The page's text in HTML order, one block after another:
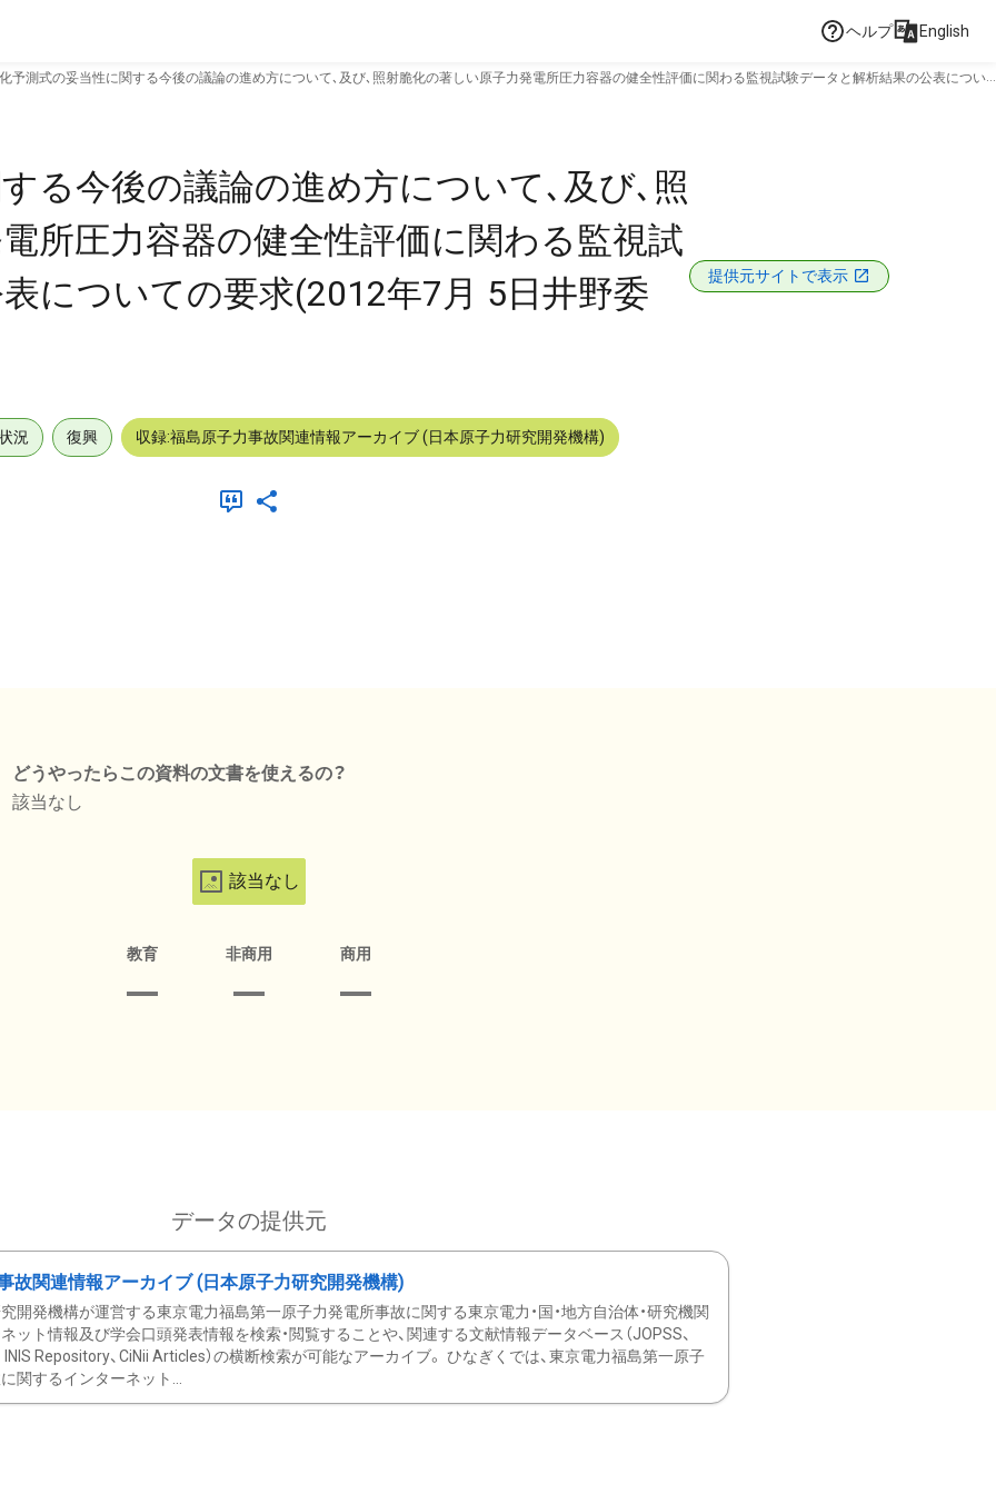
ヘルプ English
予測式の妥当性に関する今後の議論の進め方について､及び､照射脆化の著しい原子力発電所圧力容器の健全性評価に関わる監視試験データと解析結果の公表につい
る今後の議論の進め方について､及び､照
所圧力容器の健全性評価に関わる監視試
についての要求(2012年7月 5日井野委
提供元サイトで表示
況 復興 収録:福島原子力事故関連情報アーカイブ (日本原子力研究開発機構)
どうやったらこの資料の文書を使えるの？
該当なし
該当なし
教育 非商用 商用
データの提供元
故関連情報アーカイブ (日本原子力研究開発機構)
開発機構が運営する東京電力福島第一原子力発電所事故に関する東京電力・国・地方自治体・研究機関
ット情報及び学会口頭発表情報を検索・閲覧することや、関連する文献情報データベース（JOPSS、
INIS Repository、CiNii Articles）の横断検索が可能なアーカイブ。 ひなぎくでは、東京電力福島第一原子
関するインターネット...